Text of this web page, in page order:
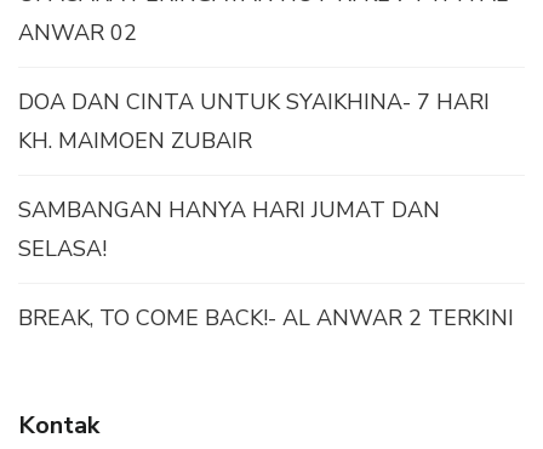
ANWAR 02
DOA DAN CINTA UNTUK SYAIKHINA- 7 HARI
KH. MAIMOEN ZUBAIR
SAMBANGAN HANYA HARI JUMAT DAN
SELASA!
BREAK, TO COME BACK!- AL ANWAR 2 TERKINI
Kontak